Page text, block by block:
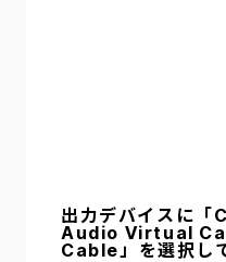
出力デバイスに「
Audio Virtual
Cable」を選択し